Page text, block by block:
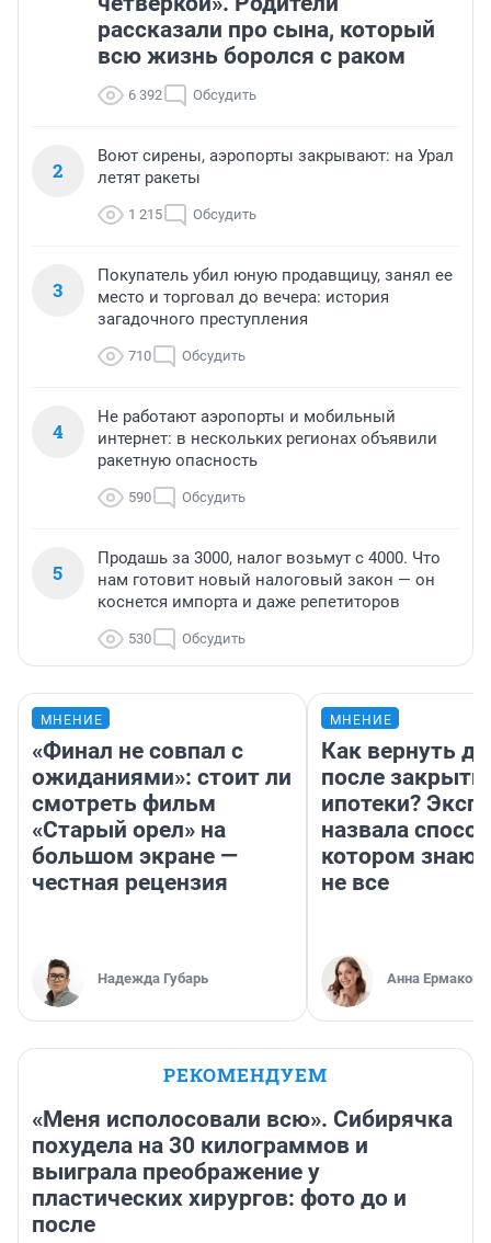
рассказали про сына, который
всю жизнь боролся с раком
6 392 Обсудить
2
Воют сирены, аэропорты закрывают: на Урал
летят ракеты
1 215 Обсудить
3
Покупатель убил юную продавщицу, занял ее
место и торговал до вечера: история
загадочного преступления
710 Обсудить
4
Не работают аэропорты и мобильный
интернет: в нескольких регионах объявили
ракетную опасность
590 Обсудить
5
Продашь за 3000, налог возьмут с 4000. Что
нам готовит новый налоговый закон — он
коснется импорта и даже репетиторов
530 Обсудить
МНЕНИЕ
«Финал не совпал с
ожиданиями»: стоит ли
смотреть фильм
«Старый орел» на
большом экране —
честная рецензия
Надежда Губарь
МНЕНИЕ
Как вернуть
после
ипотеки?
назвала
котором
не все
Анна Ермакова
РЕКОМЕНДУЕМ
«Меня исполосовали всю». Сибирячка
похудела на 30 килограммов и
выиграла преображение у
пластических хирургов: фото до и
после